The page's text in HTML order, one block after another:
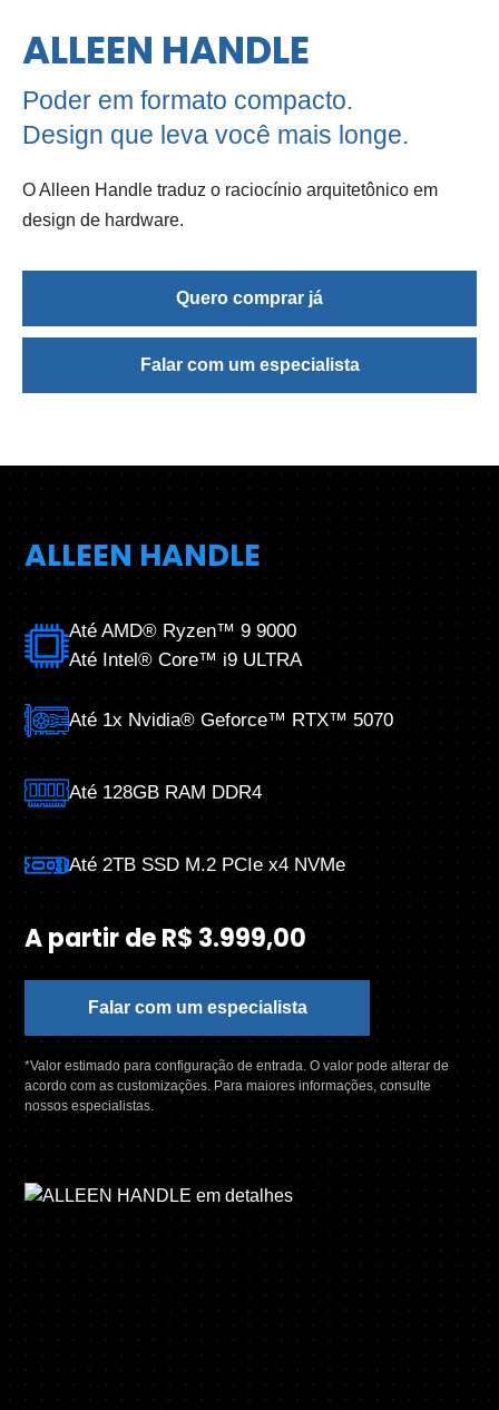
ALLEEN HANDLE
Poder em formato compacto.
Design que leva você mais longe.
O Alleen Handle traduz o raciocínio arquitetônico em
design de hardware.
Quero comprar já
Falar com um especialista
ALLEEN HANDLE
Até AMD® Ryzen™ 9 9000
Até Intel® Core™ i9 ULTRA
Até 1x Nvidia® Geforce™ RTX™ 5070
Até 128GB RAM DDR4
Até 2TB SSD M.2 PCIe x4 NVMe
A partir de R$ 3.999,00
Falar com um especialista
*Valor estimado para configuração de entrada. O valor pode alterar de
acordo com as customizações. Para maiores informações, consulte
nossos especialistas.